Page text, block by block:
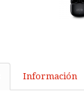
Información